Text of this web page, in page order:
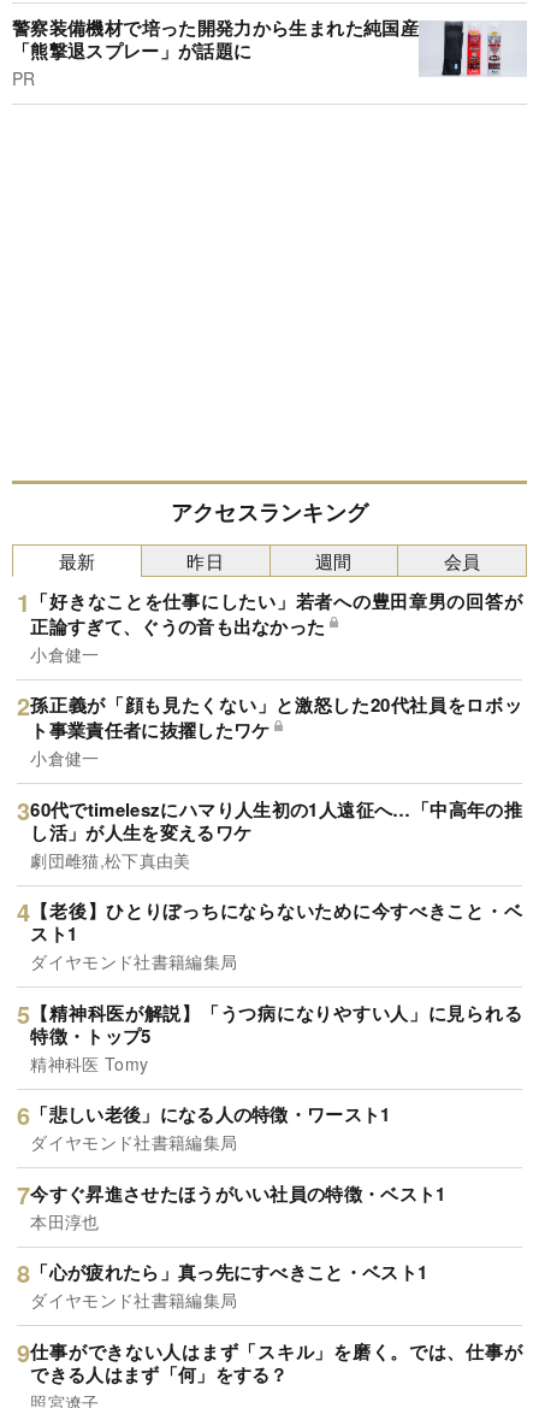
警察装備機材で培った開発力から生まれた純国産
「熊撃退スプレー」が話題に
PR
アクセスランキング
最新
「好きなことを仕事にしたい」若者への豊田章男の回答が
正論すぎて、ぐうの音も出なかった
小倉健一
孫正義が「顔も見たくない」と激怒した20代社員をロボッ
ト事業責任者に抜擢したワケ
小倉健一
60代でtimeleszにハマり人生初の1人遠征へ…「中高年の推
し活」が人生を変えるワケ
劇団雌猫,松下真由美
【老後】ひとりぼっちにならないために今すべきこと・ベ
スト1
ダイヤモンド社書籍編集局
【精神科医が解説】「うつ病になりやすい人」に見られる
特徴・トップ5
精神科医 Tomy
「悲しい老後」になる人の特徴・ワースト1
ダイヤモンド社書籍編集局
今すぐ昇進させたほうがいい社員の特徴・ベスト1
本田淳也
「心が疲れたら」真っ先にすべきこと・ベスト1
ダイヤモンド社書籍編集局
仕事ができない人はまず「スキル」を磨く。では、仕事が
できる人はまず「何」をする？
照宮遼子
昨日 週間 会員